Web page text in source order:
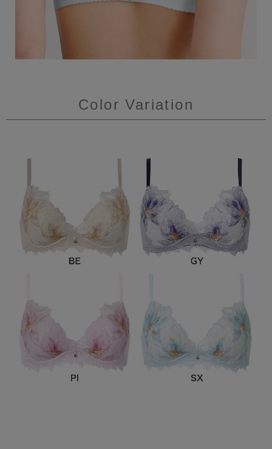
Color Variation